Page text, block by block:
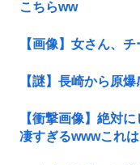
こちらww
【画像】女さん、
【謎】長崎から原
【衝撃画像】絶対
凄すぎるwwwこれ